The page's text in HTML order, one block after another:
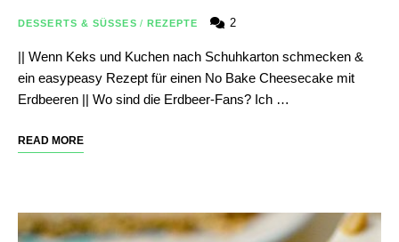
DESSERTS & SÜSSES / REZEPTE 2
|| Wenn Keks und Kuchen nach Schuhkarton schmecken &
ein easypeasy Rezept für einen No Bake Cheesecake mit
Erdbeeren || Wo sind die Erdbeer-Fans? Ich …
READ MORE